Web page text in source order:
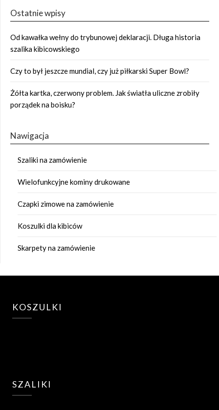
Ostatnie wpisy
Od kawałka wełny do trybunowej deklaracji. Długa historia
szalika kibicowskiego
Czy to był jeszcze mundial, czy już piłkarski Super Bowl?
Żółta kartka, czerwony problem. Jak światła uliczne zrobiły
porządek na boisku?
Nawigacja
Szaliki na zamówienie
Wielofunkcyjne kominy drukowane
Czapki zimowe na zamówienie
Koszulki dla kibiców
Skarpety na zamówienie
KOSZULKI
SZALIKI